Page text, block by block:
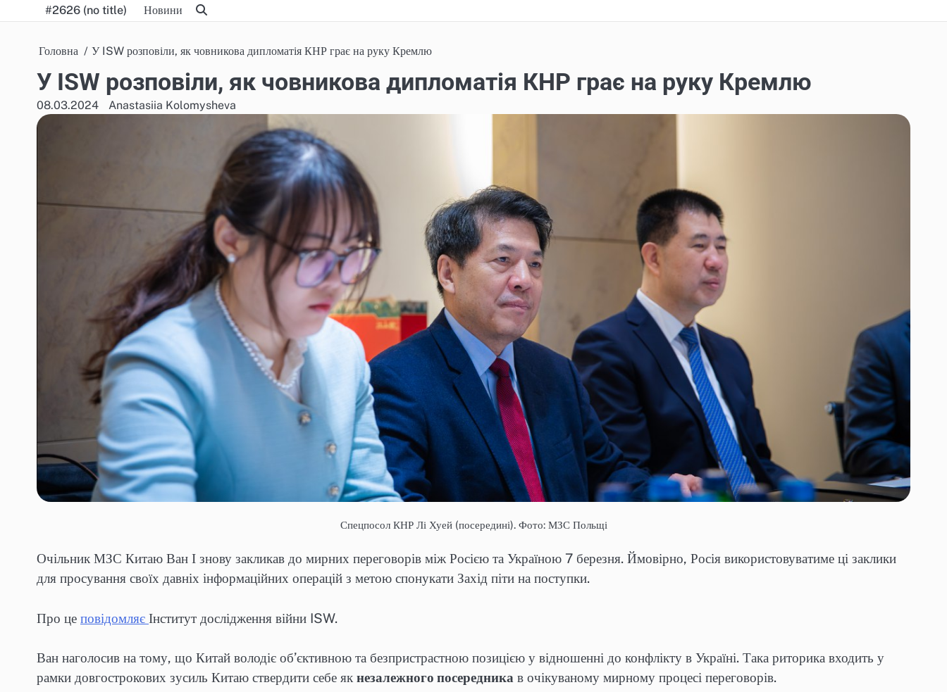
to
#2626 (no title) Новини
Головна У ISW розповіли, як човникова дипломатія КНР грає на руку Кремлю
У ISW розповіли, як човникова дипломатія КНР грає на руку Кремлю
08.03.2024 Anastasiia Kolomysheva
Спецпосол КНР Лі Хуей (посередині). Фото: МЗС Польщі
Очільник МЗС Китаю Ван І знову закликав до мирних переговорів між Росією та Україною 7 березня. Ймовірно, Росія використовуватиме ці заклики
для просування своїх давніх інформаційних операцій з метою спонукати Захід піти на поступки.
Про це повідомляє Інститут дослідження війни ISW.
Ван наголосив на тому, що Китай володіє об’єктивною та безпристрастною позицією у відношенні до конфлікту в Україні. Така риторика входить у
рамки довгострокових зусиль Китаю ствердити себе як незалежного посередника в очікуваному мирному процесі переговорів.